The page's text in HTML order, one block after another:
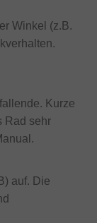
Winkel (z.B.
Kurze
Rad sehr
auf. Die